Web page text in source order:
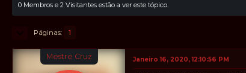
0 Membros e 2 Visitantes estão a ver este tópico.
Páginas 1
Mestre Cruz Janeiro 16, 2020, 12:10:56 PM